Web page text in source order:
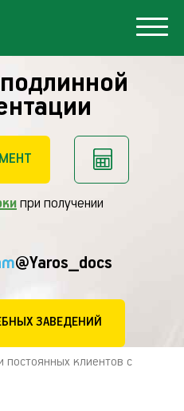
при получении
@Yaros_docs
ЗАВЕДЕНИЙ
постоянных клиентов с